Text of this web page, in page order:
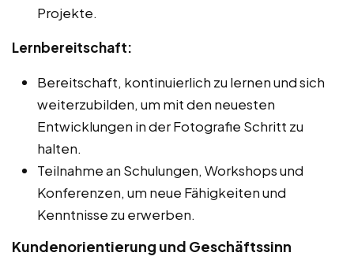
Projekte.
Lernbereitschaft:
Bereitschaft, kontinuierlich zu lernen und sich
weiterzubilden, um mit den neuesten
Entwicklungen in der Fotografie Schritt zu
halten.
Teilnahme an Schulungen, Workshops und
Konferenzen, um neue Fähigkeiten und
Kenntnisse zu erwerben.
Kundenorientierung und Geschäftssinn